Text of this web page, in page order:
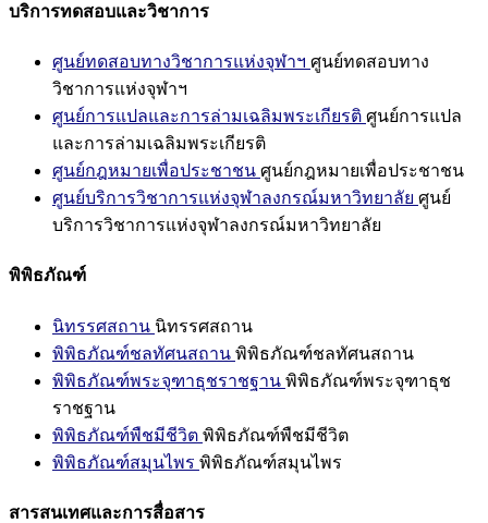
บริการทดสอบและวิชาการ
ศูนย์ทดสอบทางวิชาการแห่งจุฬาฯ ศูนย์ทดสอบทาง
วิชาการแห่งจุฬาฯ
ศูนย์การแปลและการล่ามเฉลิมพระเกียรติ ศูนย์การแปล
และการล่ามเฉลิมพระเกียรติ
ศูนย์กฎหมายเพื่อประชาชน ศูนย์กฎหมายเพื่อประชาชน
ศูนย์บริการวิชาการแห่งจุฬาลงกรณ์มหาวิทยาลัย ศูนย์
บริการวิชาการแห่งจุฬาลงกรณ์มหาวิทยาลัย
พิพิธภัณฑ์
นิทรรศสถาน นิทรรศสถาน
พิพิธภัณฑ์ชลทัศนสถาน พิพิธภัณฑ์ชลทัศนสถาน
พิพิธภัณฑ์พระจุฑาธุชราชฐาน พิพิธภัณฑ์พระจุฑาธุช
ราชฐาน
พิพิธภัณฑ์พืชมีชีวิต พิพิธภัณฑ์พืชมีชีวิต
พิพิธภัณฑ์สมุนไพร พิพิธภัณฑ์สมุนไพร
สารสนเทศและการสื่อสาร